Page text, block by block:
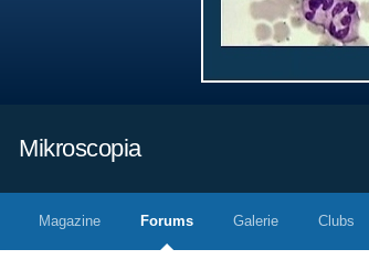
Mikroscopia
Magazine Forums Galerie Clubs